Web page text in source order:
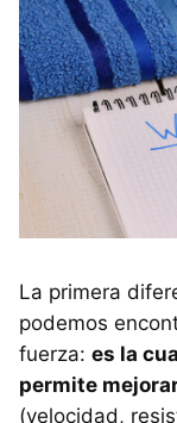
La primera
podemos
fuerza: es la
permite
(velocidad,